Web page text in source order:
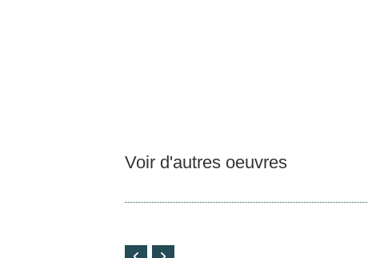
Voir d'autres oeuvres